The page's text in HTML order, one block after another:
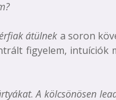
átülnek a soron
figyelem, intuíciók
.A kölcsönösen